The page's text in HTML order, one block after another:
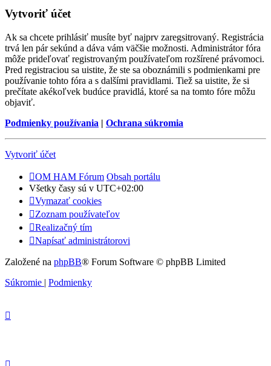
Vytvoriť účet
Ak sa chcete prihlásiť musíte byť najprv zaregsitrovaný. Registrácia
trvá len pár sekúnd a dáva vám väčšie možnosti. Administrátor fóra
môže prideľovať registrovaným používateľom rozšírené právomoci.
Pred registraciou sa uistite, že ste sa oboznámili s podmienkami pre
používanie tohto fóra a s dalšími pravidlami. Tiež sa uistite, že si
prečítate akékoľvek budúce pravidlá, ktoré sa na tomto fóre môžu
objaviť.
Podmienky používania | Ochrana súkromia
Vytvoriť účet
OM HAM Fórum Obsah portálu
Všetky časy sú v UTC+02:00
Vymazať cookies
Zoznam používateľov
Realizačný tím
Napísať administrátorovi
Založené na phpBB® Forum Software © phpBB Limited
Súkromie | Podmienky